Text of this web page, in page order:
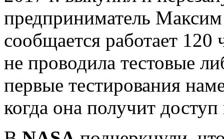
предприниматель
сообщается работает 120
не проводила тестовые
первые тестирования
когда она получит